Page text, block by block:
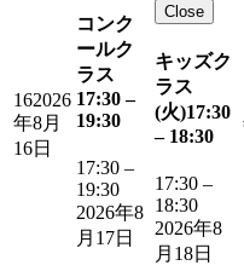
162026
年8月
16日
コンク
ールク
ラス
17:30 –
19:30
17:30 –
19:30
2026年8
月17日
Close
キッズク
ラス
(火)17:30
– 18:30
17:30 –
18:30
2026年8
月18日